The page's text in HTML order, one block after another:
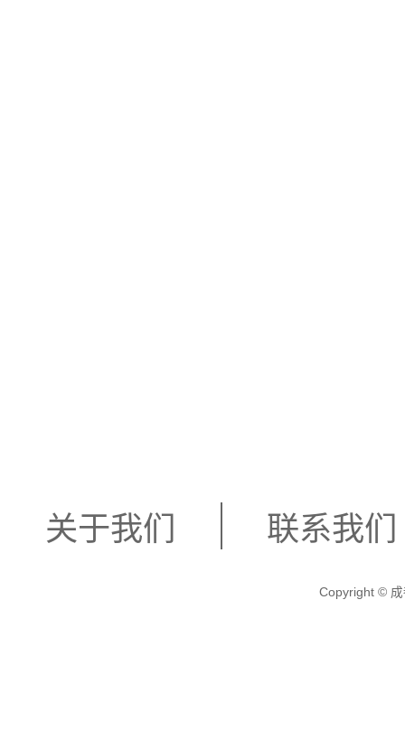
关于我们 联系我们
Copyright © 成